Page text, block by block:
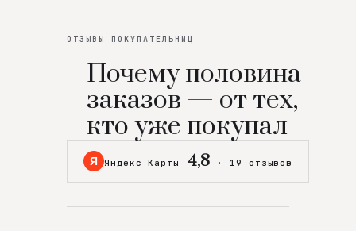
ОТЗЫВЫ ПОКУПАТЕЛЬНИЦ
Почему половина
заказов — от тех,
кто уже покупал
Я Яндекс Карты 4,8 · 19 отзывов